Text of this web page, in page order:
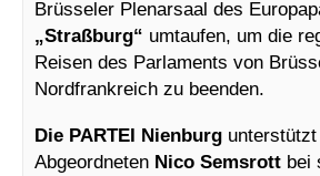
Brüsseler Plenarsaal des
„Straßburg“ umtaufen, um die
Reisen des Parlaments von
Nordfrankreich zu beenden.
Die PARTEI Nienburg
Abgeordneten Nico Semsrott bei